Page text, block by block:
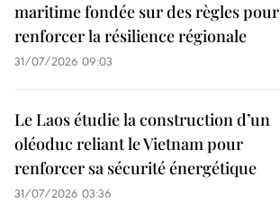
maritime fondée sur des règles pour
renforcer la résilience régionale
31/07/2026 09:03
Le Laos étudie la construction d’un
oléoduc reliant le Vietnam pour
renforcer sa sécurité énergétique
31/07/2026 03:36